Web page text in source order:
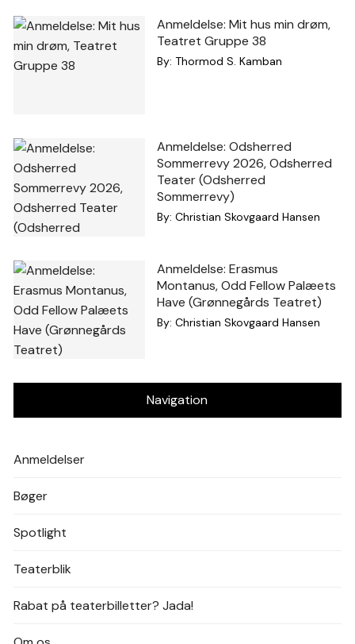
Anmeldelse: Mit hus min drøm,
Teatret Gruppe 38
By: Thormod S. Kamban
Anmeldelse: Odsherred
Sommerrevy 2026, Odsherred
Teater (Odsherred
Sommerrevy)
By: Christian Skovgaard Hansen
Anmeldelse: Erasmus
Montanus, Odd Fellow Palæets
Have (Grønnegårds Teatret)
By: Christian Skovgaard Hansen
Navigation
Anmeldelser
Bøger
Spotlight
Teaterblik
Rabat på teaterbilletter? Jada!